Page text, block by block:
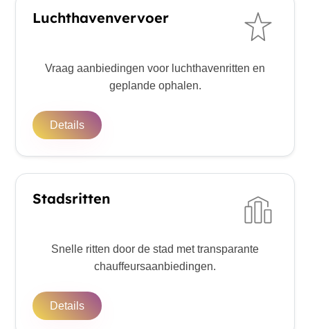
Luchthavenvervoer
Vraag aanbiedingen voor luchthavenritten en
geplande ophalen.
Details
Stadsritten
Snelle ritten door de stad met transparante
chauffeursaanbiedingen.
Details